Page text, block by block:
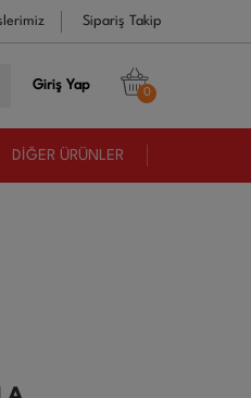
Sipariş Takip
Giriş Yap 0
DİĞER ÜRÜNLER